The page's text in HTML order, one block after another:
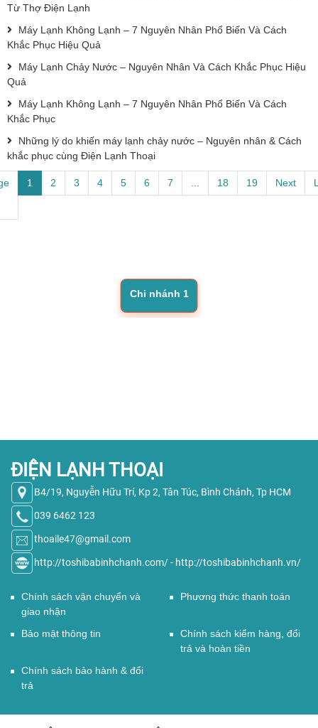
Từ Thợ Điện Lạnh
Máy Lạnh Không Lạnh – 7 Nguyên Nhân Phổ Biến Và Cách
Khắc Phục Hiệu Quả
Máy Lạnh Chảy Nước – Nguyên Nhân Và Cách Khắc Phục Hiệu
Quả
Máy Lạnh Không Lạnh – 7 Nguyên Nhân Phổ Biến Và Cách
Khắc Phục
Những lý do khiến máy lạnh chảy nước – Nguyên nhân & Cách
khắc phục cùng Điện Lạnh Thoại
1 2 3 4 5 6 7 18 19 Next
Chi nhánh 1
ĐIỆN LẠNH THOẠI
B4/19, Nguyễn Hữu Trí, Kp 2, Tân Túc, Bình Chánh, Tp HCM
039 6462 123
thoaile47@gmail.com
http://toshibabinhchanh.com/- http://toshibabinhchanh.vn/
Chính sách vận chuyển và
giao nhận
Phương thức thanh toán
Bảo mật thông tin
Chính sách kiểm hàng, đổi
trả và hoàn tiền
Chính sách bảo hành & đổi
trả